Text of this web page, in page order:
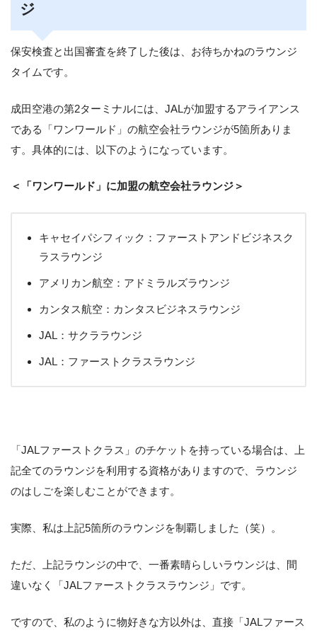
ジ
保安検査と出国審査を終了した後は、お待ちかねのラウンジ
タイムです。
成田空港の第2ターミナルには、JALが加盟するアライアンス
である「ワンワールド」の航空会社ラウンジが5箇所ありま
す。具体的には、以下のようになっています。
＜「ワンワールド」に加盟の航空会社ラウンジ＞
キャセイパシフィック：ファーストアンドビジネスク
ラスラウンジ
アメリカン航空：アドミラルズラウンジ
カンタス航空：カンタスビジネスラウンジ
JAL：サクララウンジ
JAL：ファーストクラスラウンジ
「JALファーストクラス」のチケットを持っている場合は、上
記全てのラウンジを利用する資格がありますので、ラウンジ
のはしごを楽しむことができます。
実際、私は上記5箇所のラウンジを制覇しました（笑）。
ただ、上記ラウンジの中で、一番素晴らしいラウンジは、間
違いなく「JALファーストクラスラウンジ」です。
ですので、私のように物好きな方以外は、直接「JALファース